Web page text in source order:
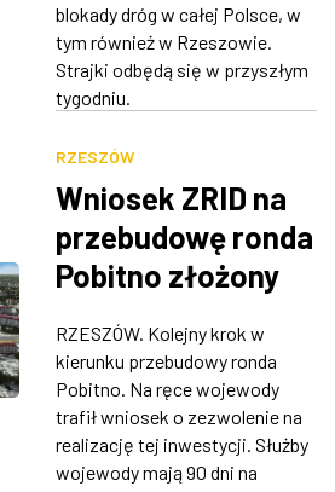
blokady dróg w całej Polsce, w
tym również w Rzeszowie.
Strajki odbędą się w przyszłym
tygodniu.
RZESZÓW
Wniosek ZRID na
przebudowę ronda
Pobitno złożony
​RZESZÓW. Kolejny krok w
kierunku przebudowy ronda
Pobitno. Na ręce wojewody
trafił wniosek o zezwolenie na
realizację tej inwestycji. Służby
wojewody mają 90 dni na